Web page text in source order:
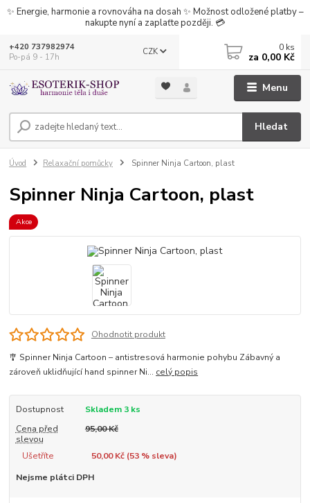
✨ Energie, harmonie a rovnováha na dosah ✨ Možnost odložené platby –
nakupte nyní a zaplaťte později. 💳
Menu
CZK
Hledat
+420 737982974
Po-pá 9 - 17h
0 ks
za 0,00 Kč
Úvod Relaxační pomůcky Spinner Ninja Cartoon, plast
Spinner Ninja Cartoon, plast
Akce
Ohodnotit produkt
🎐 Spinner Ninja Cartoon – antistresová harmonie pohybu Zábavný a
zároveň uklidňující hand spinner Ni... celý popis
Dostupnost
Skladem 3 ks
Cena před
slevou
95,00 Kč
Ušetříte 50,00 Kč (53% sleva)
Nejsme plátci DPH